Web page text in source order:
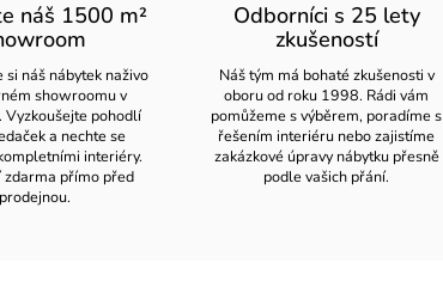
náš 1500 m²
si náš nábytek naživo
showroomu v
Vyzkoušejte pohodlí
a nechte se
interiéry.
zdarma přímo před
Odborníci s 25 lety
zkušeností
Náš tým má bohaté zkušenosti v
oboru od roku 1998. Rádi vám
pomůžeme s výběrem, poradíme s
řešením interiéru nebo zajistíme
zakázkové úpravy nábytku přesně
podle vašich přání.